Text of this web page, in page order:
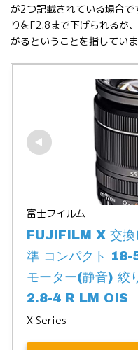
が2つ記載されている場合
りをF2.8まで下げられるが
がるということを指していま
富士フイルム
FUJIFILM X 交換
準 コンパクト 18-
モーター(静音)
2.8-4 R LM OIS
X Series